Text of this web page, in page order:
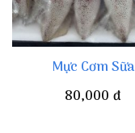
Mực Cơm Sữa
80,000 đ